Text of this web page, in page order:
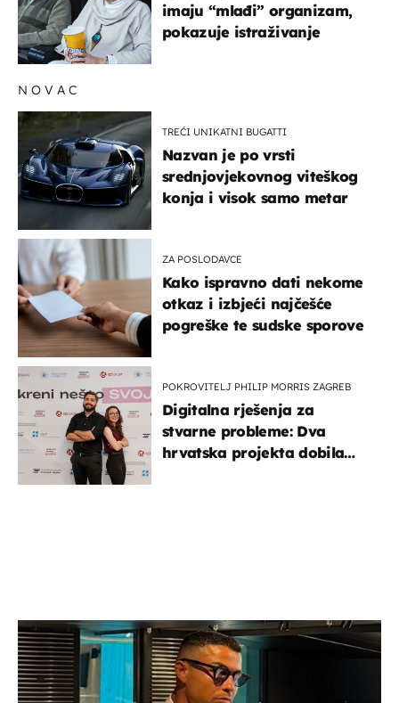
imaju “mlađi” organizam,
pokazuje istraživanje
NOVAC
TREĆI UNIKATNI BUGATTI
Nazvan je po vrsti
srednjovjekovnog viteškog
konja i visok samo metar
ZA POSLODAVCE
Kako ispravno dati nekome
otkaz i izbjeći najčešće
pogreške te sudske sporove
POKROVITELJ PHILIP MORRIS ZAGREB
Digitalna rješenja za
stvarne probleme: Dva
hrvatska projekta dobila